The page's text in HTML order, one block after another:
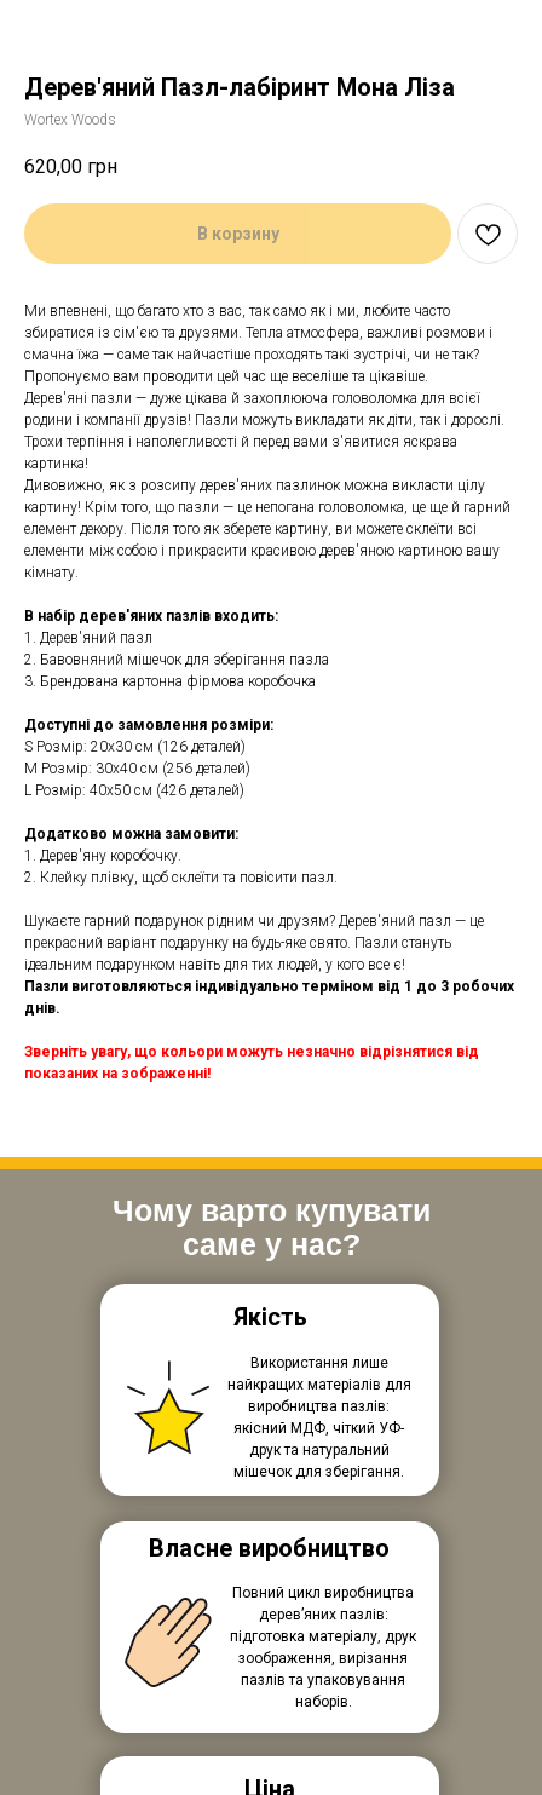
Дерев'яний Пазл-лабіринт Мона Ліза
Wortex Woods
620,00 грн
В корзину
Ми впевнені, що багато хто з вас, так само як і ми, любите часто
збиратися із сім'єю та друзями. Тепла атмосфера, важливі розмови і
смачна їжа — саме так найчастіше проходять такі зустрічі, чи не так?
Пропонуємо вам проводити цей час ще веселіше та цікавіше.
Дерев'яні пазли — дуже цікава й захоплююча головоломка для всієї
родини і компанії друзів! Пазли можуть викладати як діти, так і дорослі.
Трохи терпіння і наполегливості й перед вами з'явитися яскрава
картинка!
Дивовижно, як з розсипу дерев'яних пазлинок можна викласти цілу
картину! Крім того, що пазли — це непогана головоломка, це ще й гарний
елемент декору. Після того як зберете картину, ви можете склеїти всі
елементи між собою і прикрасити красивою дерев'яною картиною вашу
кімнату.
В набір дерев'яних пазлів входить:
1. Дерев'яний пазл
2. Бавовняний мішечок для зберігання пазла
3. Брендована картонна фірмова коробочка
Доступні до замовлення розміри:
S Розмір: 20х30 см (126 деталей)
M Розмір: 30х40 см (256 деталей)
L Розмір: 40х50 см (426 деталей)
Додатково можна замовити:
1. Дерев'яну коробочку.
2. Клейку плівку, щоб склеїти та повісити пазл.
Шукаєте гарний подарунок рідним чи друзям? Дерев'яний пазл — це
прекрасний варіант подарунку на будь-яке свято. Пазли стануть
ідеальним подарунком навіть для тих людей, у кого все є!
Пазли виготовляються індивідуально терміном від 1 до 3 робочих
днів.
Зверніть увагу, що кольори можуть незначно відрізнятися від
показаних на зображенні!
Чому варто купувати
саме у нас?
Використання лише
найкращих матеріалів для
виробництва пазлів:
якісний МДФ, чіткий УФ-
друк та натуральний
мішечок для зберігання.
Повний цикл виробництва
дерев’яних пазлів:
підготовка матеріалу, друк
зоображення, вирізання
пазлів та упаковування
наборів.
Якість
Власне виробництво